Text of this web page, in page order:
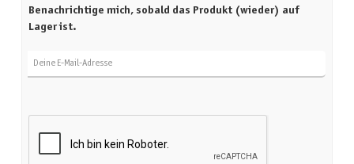
Benachrichtige mich, sobald das Produkt (wieder) auf
Lager ist.